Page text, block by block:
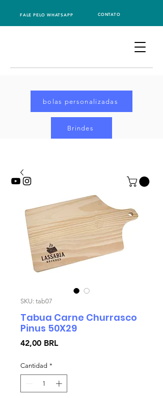
FALE PELO WHATSAPP CONTATO
bolas personalizadas
Brindes
SKU: tab07
Tabua Carne Churrasco
Pinus 50X29
42,00 BRLPrecio
Cantidad *